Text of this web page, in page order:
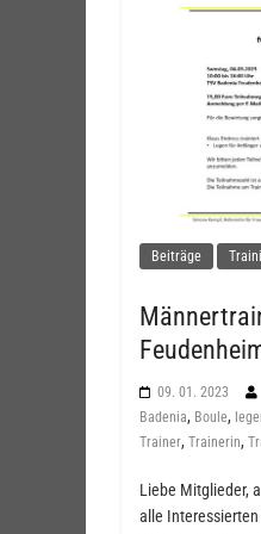
Beiträge
09. 01. 2023
Badenia, Boule,
Trainer, Trainerin,
Liebe Mitglieder,
alle